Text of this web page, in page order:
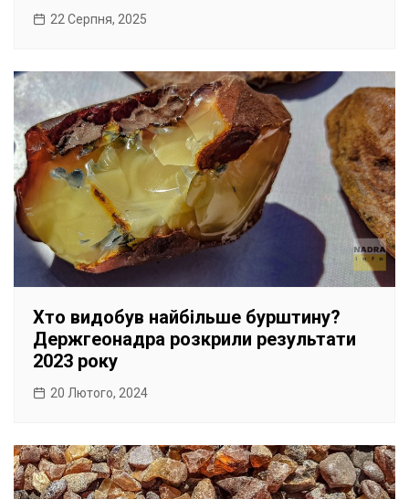
22 Серпня, 2025
Хто видобув найбільше бурштину?
Держгеонадра розкрили результати
2023 року
20 Лютого, 2024